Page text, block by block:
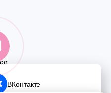
ВКонтакте